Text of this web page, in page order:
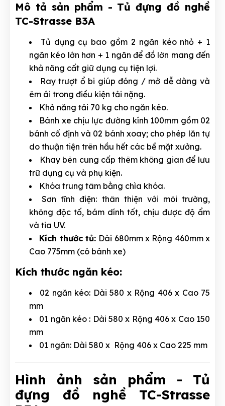
Mô tả sản phẩm - Tủ đựng đồ nghề
TC-Strasse B3A
Tủ dụng cụ bao gồm 2 ngăn kéo nhỏ + 1
ngăn kéo lớn hơn + 1 ngăn để đồ lớn mang đến
khả năng cất giữ dụng cụ tiện lợi.
Ray trượt ổ bi giúp đóng / mở dễ dàng và
êm ái trong điều kiện tải nặng.
Khả năng tải 70 kg cho ngăn kéo.
Bánh xe chịu lực đường kính 100mm gồm 02
bánh cố định và 02 bánh xoay; cho phép lăn tự
do thuận tiện trên hầu hết các bề mặt xưởng.
Khay bên cung cấp thêm không gian để lưu
trữ dụng cụ và phụ kiện.
Khóa trung tâm bằng chìa khóa.
Sơn tĩnh điện: thân thiện với môi trường,
không độc tố, bám dính tốt, chịu được độ ẩm
và tia UV.
Kích thước tủ: Dài 680mm x Rộng 460mm x
Cao 775mm (có bánh xe)
Kích thước ngăn kéo:
02 ngăn kéo: Dài 580 x Rộng 406 x Cao 75
mm
01 ngăn kéo : Dài 580 x Rộng 406 x Cao 150
mm
01 ngăn: Dài 580 x Rộng 406 x Cao 225 mm
Hình ảnh sản phẩm - Tủ
đựng đồ nghề TC-Strasse